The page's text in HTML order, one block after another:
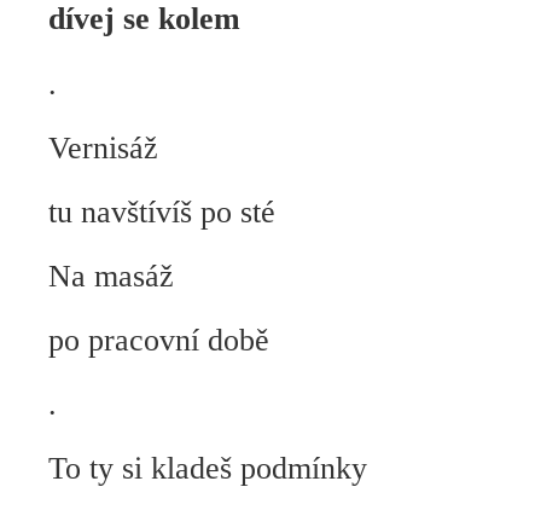
dívej se kolem
.
Vernisáž
tu navštívíš po sté
Na masáž
po pracovní době
.
To ty si kladeš podmínky